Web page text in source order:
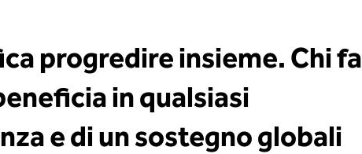
progredire insieme. Chi fa
in qualsiasi
e di un sostegno globali